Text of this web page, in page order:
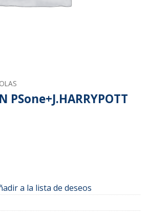
PSone+J.HARRYPOTT
a la lista de deseos